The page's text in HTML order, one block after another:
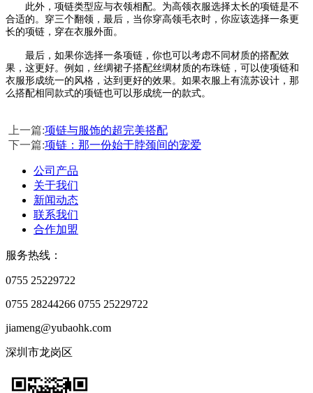
此外，项链类型应与衣领相配。为高领衣服选择太长的项链是不
合适的。穿三个翻领，最后，当你穿高领毛衣时，你应该选择一条更
长的项链，穿在衣服外面。
最后，如果你选择一条项链，你也可以考虑不同材质的搭配效
果，这更好。例如，丝绸裙子搭配丝绸材质的布珠链，可以使项链和
衣服形成统一的风格，达到更好的效果。如果衣服上有流苏设计，那
么搭配相同款式的项链也可以形成统一的款式。
上一篇:项链与服饰的超完美搭配
下一篇:项链：那一份始于脖颈间的宠爱
公司产品
关于我们
新闻动态
联系我们
合作加盟
服务热线：
0755 25229722
0755 28244266 0755 25229722
jiameng@yubaohk.com
深圳市龙岗区